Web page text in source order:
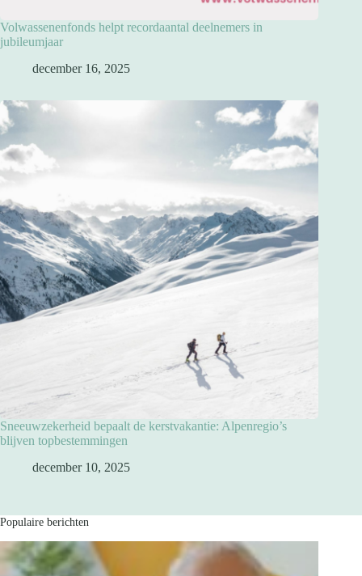
Volwassenenfonds helpt recordaantal deelnemers in
jubileumjaar
december 16, 2025
Sneeuwzekerheid bepaalt de kerstvakantie: Alpenregio’s
blijven topbestemmingen
december 10, 2025
Populaire berichten